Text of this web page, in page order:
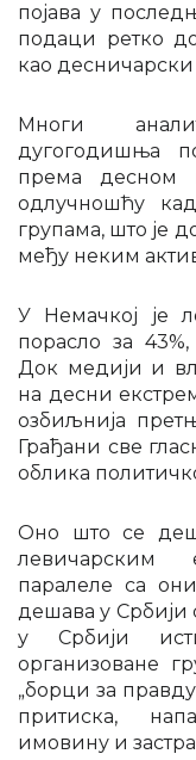
појава у
подаци ретко
као
Многи
дугогодишња
према десном
одлучношћу
групама, што је
међу неким
У Немачкој је
порасло за 43%,
Док медији и
на десни
озбиљнија
Грађани све
облика
Оно што се
левичарским
паралеле са
дешава у Србији
у Србији
организоване
„борци за
притиска,
имовину и